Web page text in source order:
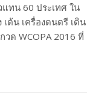
ทน 60 ประเทศ ใน
ต้น เครื่องดนตรี เดิน
ด WCOPA 2016 ที่